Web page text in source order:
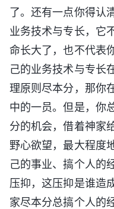
了。还有一点你得认
业务技术与专长，它
命长大了，也不代表
己的业务技术与专长
理原则尽本分，那你
中的一员。但是，你
分的机会，借着神家
野心欲望，最大程度
己的事业、搞个人的
压抑，这压抑是谁造
家尽本分总搞个人的